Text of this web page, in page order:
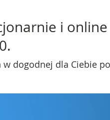
i online
dogodnej dla Ciebie